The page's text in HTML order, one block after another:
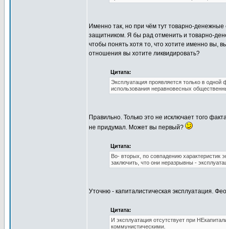
Именно так, но при чём тут товарно-
защитником. Я бы рад отменить и товарно-
чтобы понять хотя то, что хотите именно вы,
отношения вы хотите ликвидировать?
Цитата:
Эксплуатация проявляется только в
использования неравновесных
Правильно. Только это не исключает того
не придумал. Может вы первый?
Цитата:
Во- вторых, по совпадению характеристик
заключить, что они неразрывны -
Уточню - капиталистическая эксплуатация.
Цитата:
И эксплуатация отсутствует при
коммунистическими.